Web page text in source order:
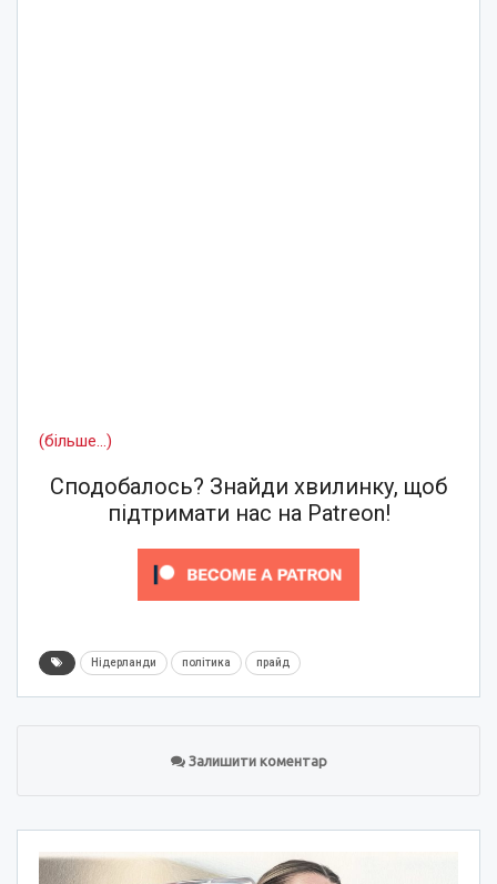
(більше…)
Сподобалось? Знайди хвилинку, щоб
підтримати нас на Patreon!
Нідерланди політика прайд
Залишити коментар